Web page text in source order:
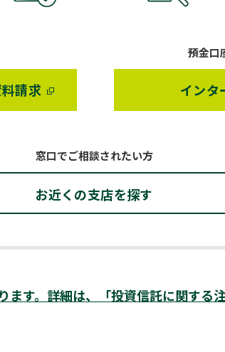
請求
預金口
インタ
窓口でご相談されたい方
お近くの支店を探す
す。詳細は、「投資信託に関する